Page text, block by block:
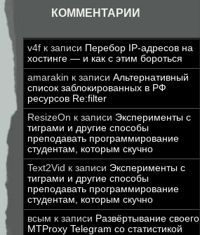
КОММЕНТАРИИ
v4f к записи Перебор IP-адресов на
хостинге — и как с этим бороться
amarakin к записи Альтернативный
список заблокированных в РФ
ресурсов Re:filter
ResizeOn к записи Эксперименты с
тиграми и другие способы
преподавать программирование
студентам, которым скучно
Text2Vid к записи Эксперименты с
тиграми и другие способы
преподавать программирование
студентам, которым скучно
всым к записи Развёртывание своего
MTProxy Telegram со статистикой